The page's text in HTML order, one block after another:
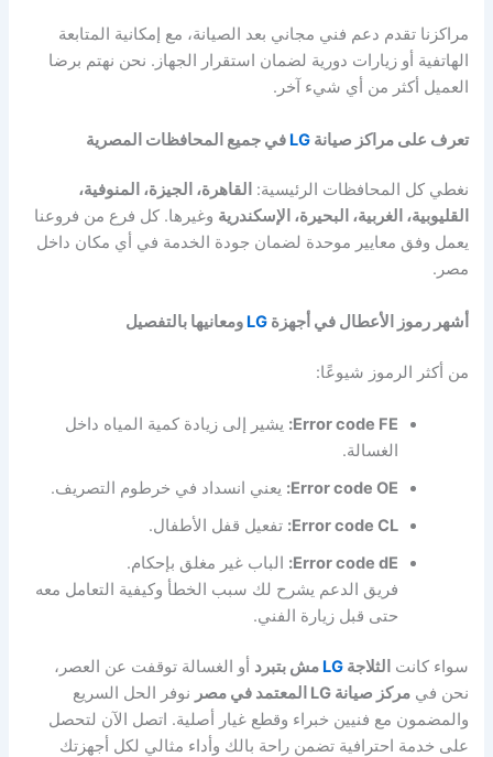
مراكزنا تقدم دعم فني مجاني بعد الصيانة، مع إمكانية المتابعة
الهاتفية أو زيارات دورية لضمان استقرار الجهاز. نحن نهتم برضا
العميل أكثر من أي شيء آخر.
تعرف على مراكز صيانةLG في جميع المحافظات المصرية
نغطي كل المحافظات الرئيسية: القاهرة، الجيزة، المنوفية،
القليوبية، الغربية، البحيرة، الإسكندرية وغيرها. كل فرع من فروعنا
يعمل وفق معايير موحدة لضمان جودة الخدمة في أي مكان داخل
مصر.
أشهر رموز الأعطال في أجهزةLG ومعانيها بالتفصيل
من أكثر الرموز شيوعًا:
Error code FE: يشير إلى زيادة كمية المياه داخل
الغسالة.
Error code OE: يعني انسداد في خرطوم التصريف.
Error code CL: تفعيل قفل الأطفال.
Error code dE: الباب غير مغلق بإحكام.
فريق الدعم يشرح لك سبب الخطأ وكيفية التعامل معه
حتى قبل زيارة الفني.
سواء كانت الثلاجةLG مش بتبرد أو الغسالة توقفت عن العصر،
نحن فيمركز صيانة LG المعتمد في مصر
نوفر الحل السريع
والمضمون مع فنيين خبراء وقطع غيار أصلية. اتصل الآن لتحصل
على خدمة احترافية تضمن راحة بالك وأداء مثالي لكل أجهزتك